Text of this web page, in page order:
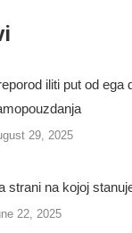
iliti put od ega
29, 2025
strani na kojoj
22, 2025